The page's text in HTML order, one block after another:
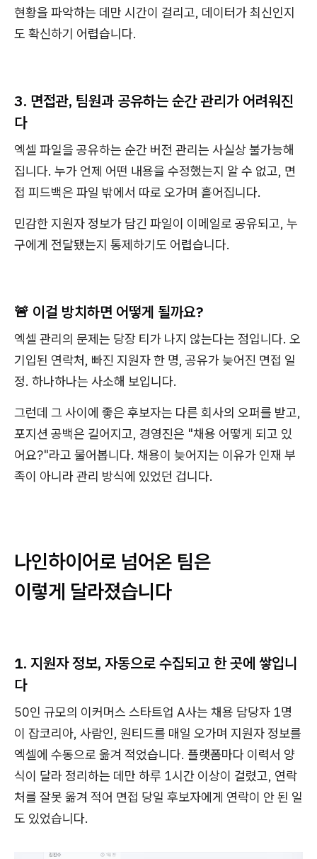
현황을 파악하는 데만 시간이 걸리고, 데이터가 최신인지
도 확신하기 어렵습니다.
3. 면접관, 팀원과 공유하는 순간 관리가 어려워진
다
엑셀 파일을 공유하는 순간 버전 관리는 사실상 불가능해
집니다. 누가 언제 어떤 내용을 수정했는지 알 수 없고, 면
접 피드백은 파일 밖에서 따로 오가며 흩어집니다.
민감한 지원자 정보가 담긴 파일이 이메일로 공유되고, 누
구에게 전달됐는지 통제하기도 어렵습니다.
🚨 이걸 방치하면 어떻게 될까요?
엑셀 관리의 문제는 당장 티가 나지 않는다는 점입니다. 오
기입된 연락처, 빠진 지원자 한 명, 공유가 늦어진 면접 일
정. 하나하나는 사소해 보입니다.
그런데 그 사이에 좋은 후보자는 다른 회사의 오퍼를 받고,
포지션 공백은 길어지고, 경영진은 "채용 어떻게 되고 있
어요?"라고 물어봅니다. 채용이 늦어지는 이유가 인재 부
족이 아니라 관리 방식에 있었던 겁니다.
나인하이어로 넘어온 팀은
이렇게 달라졌습니다
1. 지원자 정보, 자동으로 수집되고 한 곳에 쌓입니
다
50인 규모의 이커머스 스타트업 A사는 채용 담당자 1명
이 잡코리아, 사람인, 원티드를 매일 오가며 지원자 정보를
엑셀에 수동으로 옮겨 적었습니다. 플랫폼마다 이력서 양
식이 달라 정리하는 데만 하루 1시간 이상이 걸렸고, 연락
처를 잘못 옮겨 적어 면접 당일 후보자에게 연락이 안 된 일
도 있었습니다.